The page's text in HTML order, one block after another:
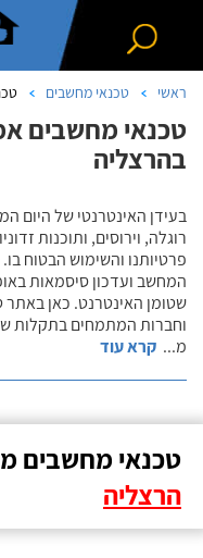
ראשי טכנאי מחשבים
טכנאי מחשבים
בהרצליה
בעידן האינטרנטי של היום
רוגלה, וירוסים, ותוכנות
פרטיותנו והשימוש הבטוח
המחשב ועדכון סיסמאות
שטומן האינטרנט. כאן באתר
וחברות המתמחים בתקלות
מ... קרא עוד
טכנאי מחשבים
הרצליה